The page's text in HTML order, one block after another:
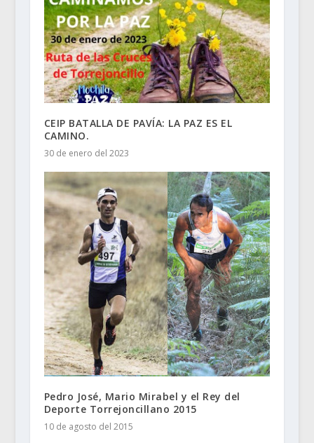
CEIP BATALLA DE PAVÍA: LA PAZ ES EL
CAMINO.
30 de enero del 2023
Pedro José, Mario Mirabel y el Rey del
Deporte Torrejoncillano 2015
10 de agosto del 2015